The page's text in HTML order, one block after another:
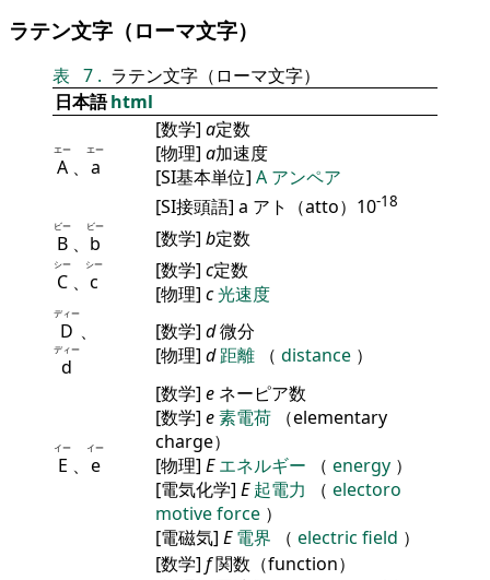
ラテン文字（ローマ文字）
表 7 . ラテン文字（ローマ文字）
日本語html
A
エー
、 a
エー
[数学] a定数
[物理] a加速度
[SI基本単位] A アンペア
[SI接頭語] a アト（atto）10-18
B
ビー
、 b
ビー
[数学] b定数
C
シー
、 c
シー [数学] c定数
[物理] c光速度
D
ディー
、
d
ディー
[数学] d微分
[物理] d 距離 （ distance ）
E
イー
、 e
イー
[数学] e ネーピア数
[数学] e素電荷
（elementary
charge）
[物理] E エネルギー （ energy ）
[電気化学] E 起電力 （ electoro
motive force ）
[電磁気] E 電界 （ electric field ）
[数学] f関数（function）